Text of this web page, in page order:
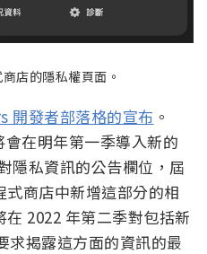
店的隱私權頁面。
發者部落格的宣布 。
在明年第一季導入新的
私資訊的公告欄位，屆
商店中新增這部分的相
2022 年第二季對包括新
求揭露這方面的資訊的最